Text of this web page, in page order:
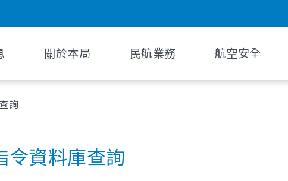
關於本局 民航業務 航空安全
詢
令資料庫查詢